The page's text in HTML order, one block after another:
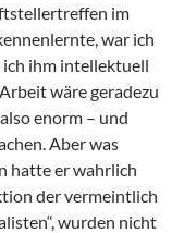
im
war ich
ich ihm intellektuell
wäre geradezu
enorm – und
Aber was
hatte er wahrlich
der vermeintlich
wurden nicht